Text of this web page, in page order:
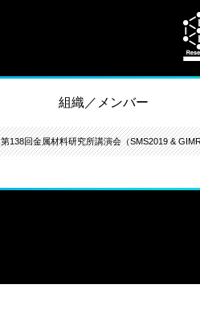
組織／メンバー
第138回金属材料研究所講演会（SMS2019 &